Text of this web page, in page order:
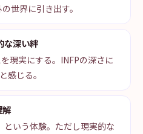
世界に引き出す。
な深い絆
現実にする。INFPの深さに
感じる。
解
という体験。ただし現実的な